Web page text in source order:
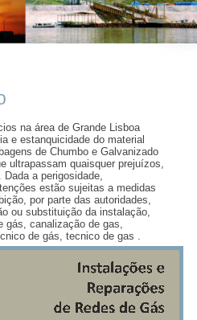
na área de Grande Lisboa
e estanquicidade do material
de Chumbo e Galvanizado
ultrapassam quaisquer prejuízos,
a perigosidade,
estão sujeitas a medidas
por parte das autoridades,
ou substituição da instalação,
gás, canalização de gas,
de gás, tecnico de gas .